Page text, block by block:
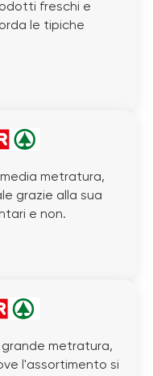
freschi e
le tipiche
metratura,
grazie alla sua
e non.
metratura,
l'assortimento si